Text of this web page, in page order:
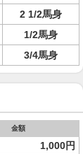
2 1/2馬身
1/2馬身
3/4馬身
金額
1,000円